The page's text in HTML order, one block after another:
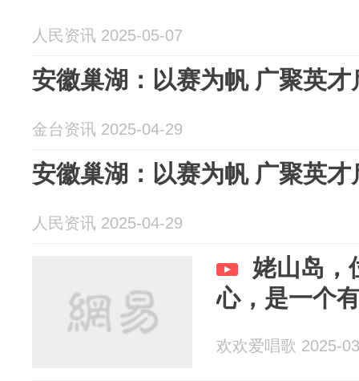
人民资讯 2025-05-07
安徽巢湖：以赛为帆 广聚英才
金台资讯 2025-04-29
安徽巢湖：以赛为帆 广聚英才
人民资讯 2025-04-29
姥山岛，
心，是一个
欢欢爱唱歌 2025-